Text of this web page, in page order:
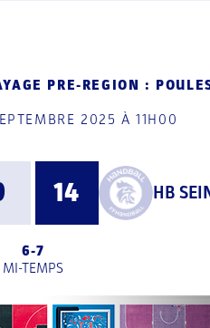
PRE-REGION :
2025 À 11H00
14 HB
6-7
MI-TEMPS